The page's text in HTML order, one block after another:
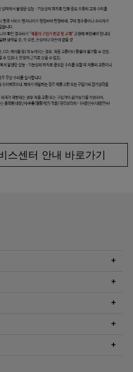
스센터 안내 바로가기